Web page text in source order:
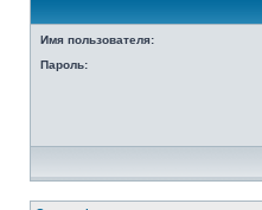
Имя пользователя:
Пароль: